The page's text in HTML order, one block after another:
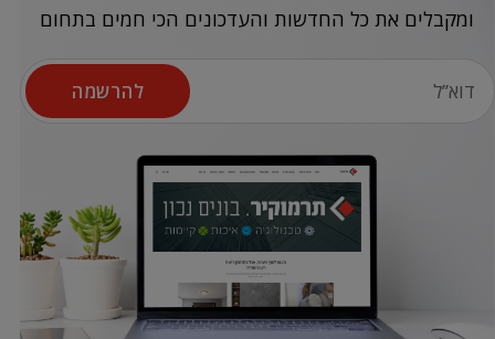
ומקבלים את כל החדשות והעדכונים הכי חמים בתחום
להרשמה